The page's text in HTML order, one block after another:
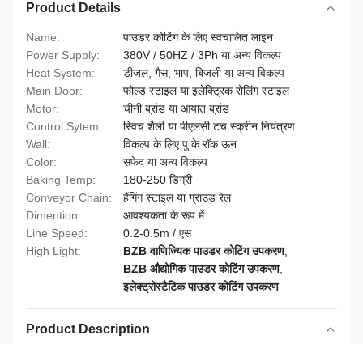
Product Details
Name:
पाउडर कोटिंग के लिए स्वचालित लाइन
Power Supply:
380V / 50HZ / 3Ph या अन्य विकल्प
Heat System:
डीजल, गैस, भाप, बिजली या अन्य विकल्प
Main Door:
फोल्ड स्टाइल या इलेक्ट्रिक रोलिंग स्टाइल
Motor:
चीनी ब्रांड या आयात ब्रांड
Control Sytem:
स्विच शैली या पीएलसी टच स्क्रीन नियंत्रण
Wall:
विकल्प के लिए पु के रॉक ऊन
Color:
सफेद या अन्य विकल्प
Baking Temp:
180-250 डिग्री
Conveyor Chain:
हैंगिंग स्टाइल या ग्राउंड रेल
Dimention:
आवश्यकता के रूप में
Line Speed:
0.2-0.5m / एस
High Light:
BZB वाणिज्यिक पाउडर कोटिंग उपकरण,
BZB औद्योगिक पाउडर कोटिंग उपकरण,
इलेक्ट्रोस्टैटिक पाउडर कोटिंग उपकरण
Product Description